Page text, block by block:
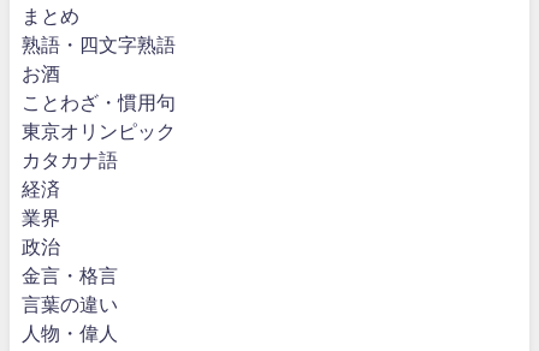
まとめ
熟語・四文字熟語
お酒
ことわざ・慣用句
東京オリンピック
カタカナ語
経済
業界
政治
金言・格言
言葉の違い
人物・偉人